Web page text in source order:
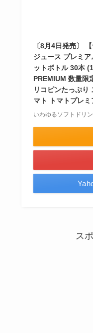
〔8月4日発売〕
ジュース プレミ
ットボトル 30本
PREMIUM 数量限
リコピンたっぷり
マト トマトプレミ
いわゆるソフトドリ
ス